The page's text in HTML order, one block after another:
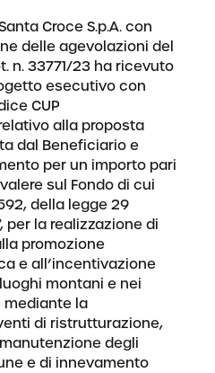
Croce S.p.A. con
delle agevolazioni del
n. 33771/23 ha ricevuto
esecutivo con
CUP
alla proposta
dal Beneficiario e
per un importo pari
sul Fondo di cui
della legge 29
per la realizzazione di
promozione
e all’incentivazione
montani e nei
la
di ristrutturazione,
degli
e di innevamento